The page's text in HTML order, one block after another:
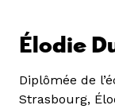
Élodie
Diplômée de
Strasbourg,